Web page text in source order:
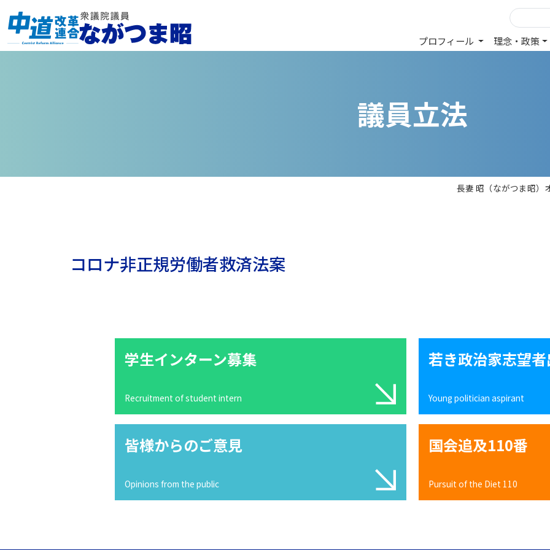
プロフィール 理念・政策
議員立法
長妻 昭（ながつま昭）
コロナ非正規労働者救済法案
学生インターン募集
Recruitment of student intern
若き政治家志望
Young politician aspirant
皆様からのご意見
Opinions from the public
国会追及110番
Pursuit of the Diet 110